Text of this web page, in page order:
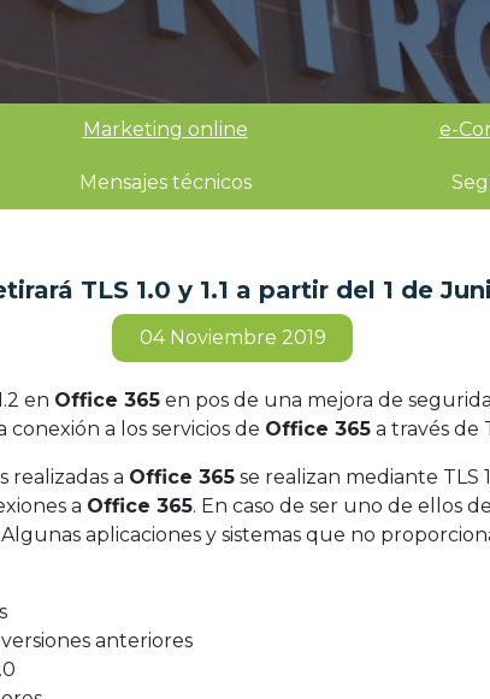
Marketing online e-
Mensajes técnicos
TLS 1.0 y 1.1 a partir del 1 de
04 Noviembre 2019
en Office 365 en pos de una mejora de
a los servicios de Office 365 a través de
realizadas a Office 365 se realizan mediante TLS
a Office 365. En caso de ser uno de ellos
aplicaciones y sistemas que no
anteriores